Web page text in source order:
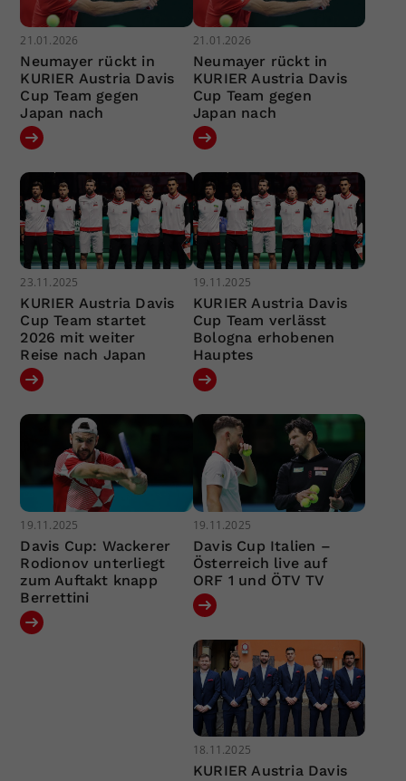
21.01.2026
Neumayer rückt in
KURIER Austria Davis
Cup Team gegen
Japan nach
21.01.2026
Neumayer rückt in
KURIER Austria Davis
Cup Team gegen
Japan nach
23.11.2025
KURIER Austria Davis
Cup Team startet
2026 mit weiter
Reise nach Japan
19.11.2025
KURIER Austria Davis
Cup Team verlässt
Bologna erhobenen
Hauptes
19.11.2025
Davis Cup: Wackerer
Rodionov unterliegt
zum Auftakt knapp
Berrettini
19.11.2025
Davis Cup Italien –
Österreich live auf
ORF 1 und ÖTV TV
18.11.2025
KURIER Austria Davis